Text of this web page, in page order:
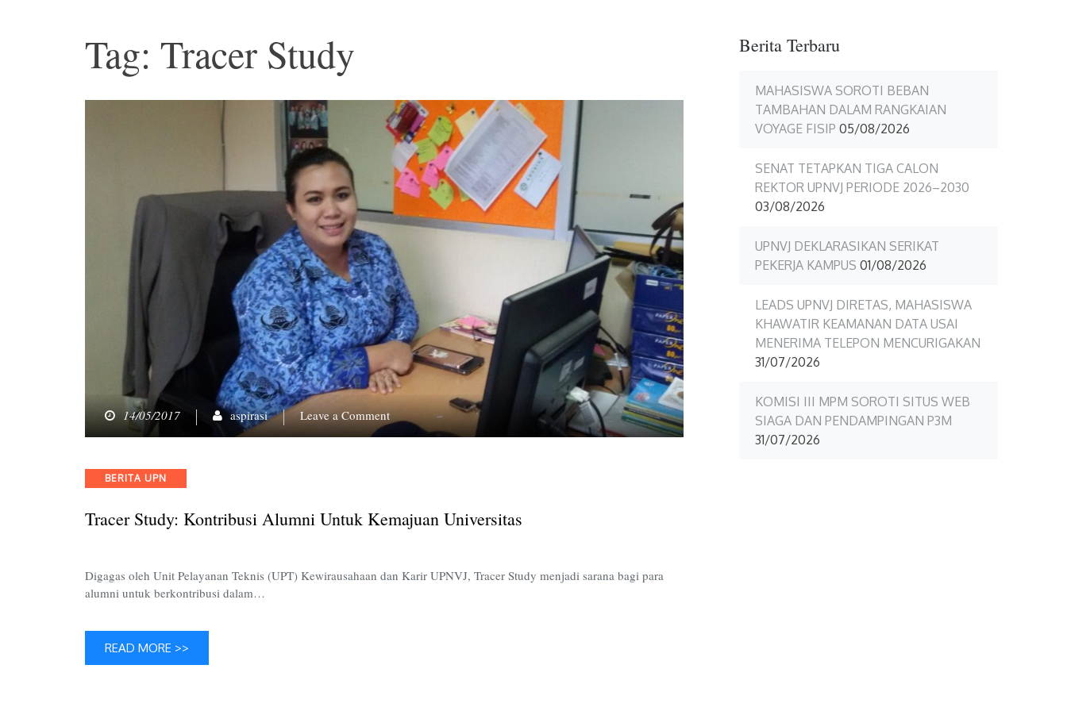
Tag: Tracer Study
14/05/2017 aspirasi Leave a Commenton
Tracer
Kemajuan
Categories
BERITA UPN
Tracer Study: Kontribusi Alumni Untuk Kemajuan Universitas
Digagas oleh Unit Pelayanan Teknis (UPT) Kewirausahaan dan Karir UPNVJ, Tracer Study menjadi sarana bagi para
alumni untuk berkontribusi dalam…
READ MORE >>
Berita Terbaru
MAHASISWA SOROTI BEBAN
TAMBAHAN DALAM RANGKAIAN
VOYAGE FISIP 05/08/2026
SENAT TETAPKAN TIGA CALON
REKTOR UPNVJ PERIODE 2026–2030
03/08/2026
UPNVJ DEKLARASIKAN SERIKAT
PEKERJA KAMPUS 01/08/2026
LEADS UPNVJ DIRETAS, MAHASISWA
KHAWATIR KEAMANAN DATA USAI
MENERIMA TELEPON MENCURIGAKAN
31/07/2026
KOMISI III MPM SOROTI SITUS WEB
SIAGA DAN PENDAMPINGAN P3M
31/07/2026